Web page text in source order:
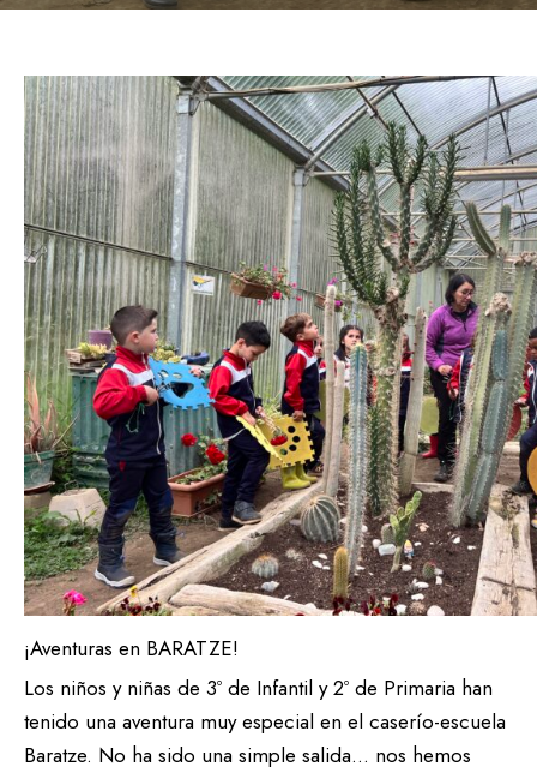
¡Aventuras en BARATZE!
Los niños y niñas de 3º de Infantil y 2º de Primaria han
tenido una aventura muy especial en el caserío-escuela
Baratze. No ha sido una simple salida… nos hemos